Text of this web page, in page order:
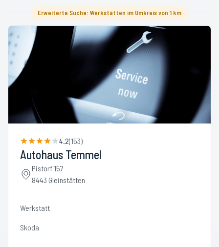
Erweiterte Suche: Werkstätten im Umkreis von 1 km
4.2(153)
Autohaus Temmel
Pistorf 157
8443 Gleinstätten
Werkstatt
Skoda